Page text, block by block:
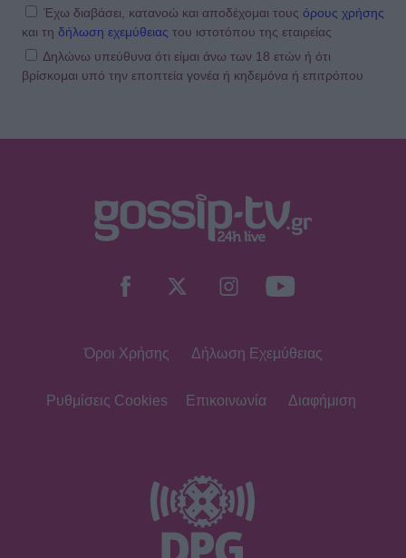
Έχω διαβάσει, κατανοώ και αποδέχομαι τους όρους χρήσης
και τη δήλωση εχεμύθειας του ιστοτόπου της εταιρείας
Δηλώνω υπεύθυνα ότι είμαι άνω των 18 ετών ή ότι
βρίσκομαι υπό την εποπτεία γονέα ή κηδεμόνα ή επιτρόπου
Όροι Χρήσης Δήλωση Εχεμύθειας
Ρυθμίσεις Cookies Επικοινωνία Διαφήμιση